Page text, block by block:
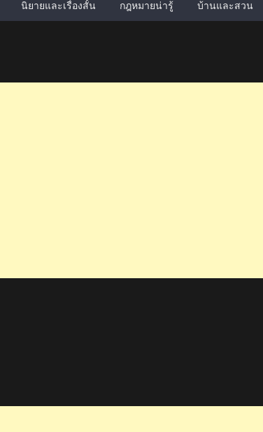
นิยายและเรื่องสั้น กฎหมายน่ารู้ บ้านและสวน